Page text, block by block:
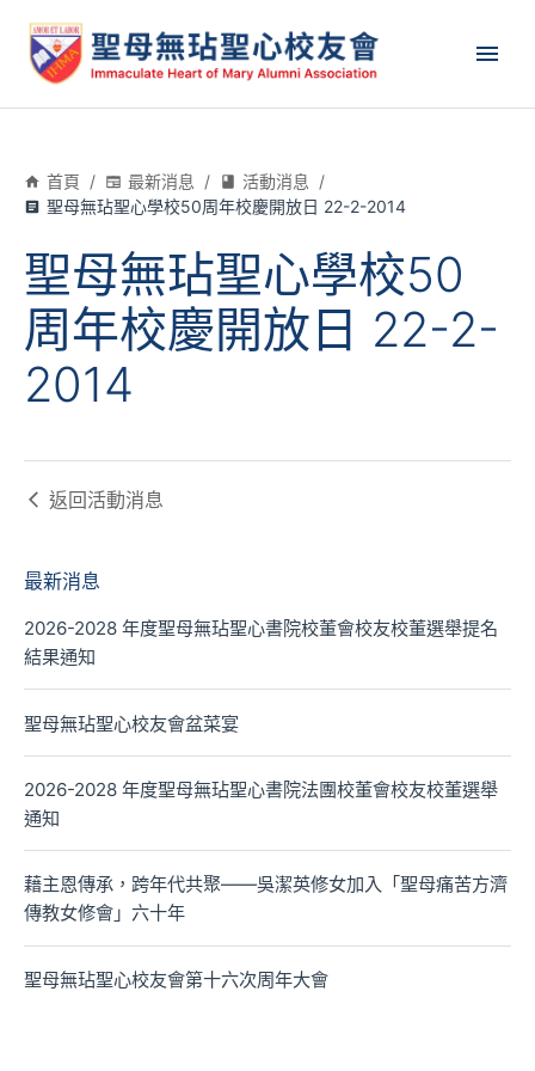
首頁 / 最新消息 / 活動消息
/
聖母無玷聖心學校50周年校慶開放日 22-2-2014
聖母無玷聖心學校50
周年校慶開放日 22-2-
2014
返回活動消息
最新消息
2026-2028 年度聖母無玷聖心書院校董會校友校董選舉提名
結果通知
聖母無玷聖心校友會盆菜宴
2026-2028 年度聖母無玷聖心書院法團校董會校友校董選舉
通知
藉主恩傳承，跨年代共聚——吳潔英修女加入「聖母痛苦方濟
傳教女修會」六十年
聖母無玷聖心校友會第十六次周年大會